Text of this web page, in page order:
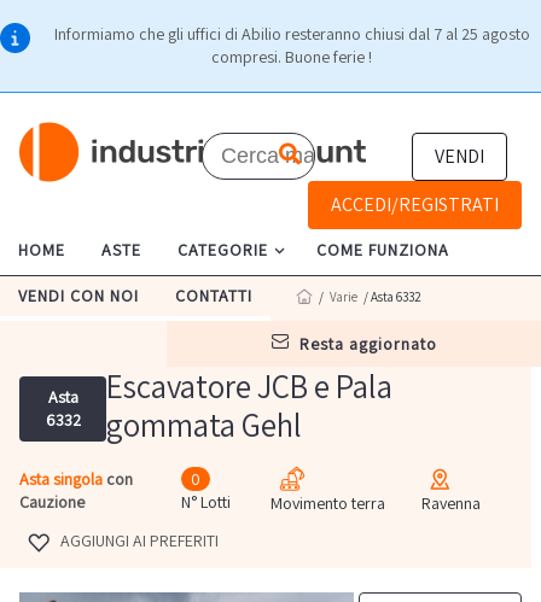
Informiamo che gli uffici di Abilio resteranno chiusi dal 7 al 25 agosto
compresi. Buone ferie !
VENDI
ACCEDI/REGISTRATI
HOME ASTE CATEGORIE COME FUNZIONA
VENDI CON NOI CONTATTI
resta aggiornato
/ Varie / Asta 6332
Asta
6332
Escavatore JCB e Pala
gommata Gehl
Asta singola con
Cauzione
0
N° Lotti
Movimento terra
Ravenna
AGGIUNGI AI PREFERITI